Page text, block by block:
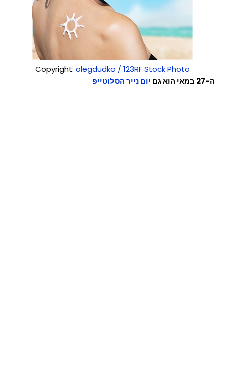
Copyright: olegdudko / 123RF Stock Photo
ה-27 במאי הוא גם
יום נייר הסלוטייפ